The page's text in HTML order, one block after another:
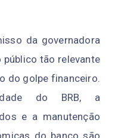
so da governadora
público tão relevante
do golpe financeiro.
do BRB, a
e a manutenção
as do bancosão